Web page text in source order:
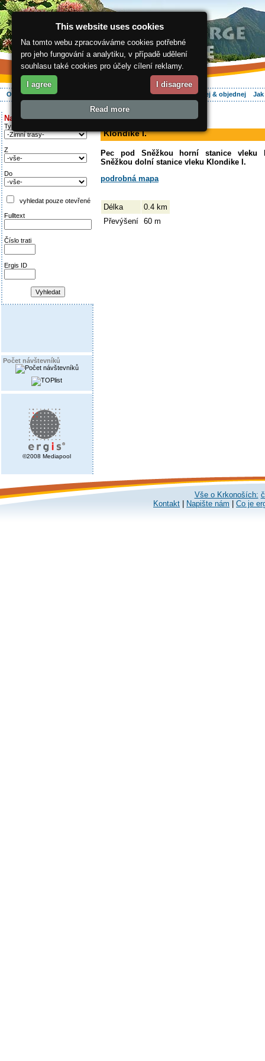
O regionu Aktivně Ubytování Hledej & objednej
Najděte si:
Typ trati
Z
Do
vyhledat pouze otevřené
Fulltext
Číslo trati
Ergis ID
Počet návštevníků
©2008 Mediapool
ergis.cz>
Klondike I.
Pec pod Sněžkou horní stanice
Sněžkou dolní stanice vleku Klondike I.
podrobná mapa
Délka
0.4 km
Převýšení 60 m
Vše o Krkonoších:
Kontakt
Napište nám Co je
This website uses cookies
Na tomto webu zpracováváme cookies potřebné
pro jeho fungování a analytiku, v případě udělení
souhlasu také cookies pro účely cílení reklamy.
I agree I disagree
Read more